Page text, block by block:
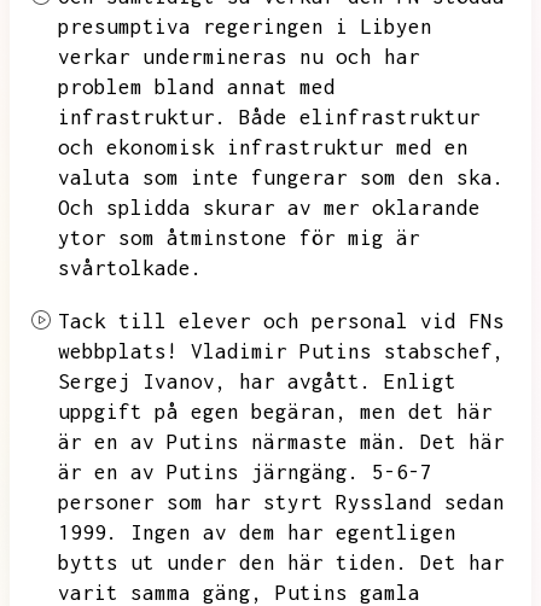
presumptiva regeringen i Libyen
verkar undermineras nu och har
problem bland annat med
infrastruktur.
Både elinfrastruktur
och ekonomisk infrastruktur med en
valuta som inte fungerar som den ska.
Och splidda skurar av mer oklarande
ytor som åtminstone för mig är
svårtolkade.
Tack till elever och personal vid FNs
webbplats!
Vladimir Putins stabschef,
Sergej Ivanov,
har avgått.
Enligt
uppgift på egen begäran,
men det här
är en av Putins närmaste män.
Det här
är en av Putins järngäng.
5-6-7
personer som har styrt Ryssland sedan
1999.
Ingen av dem har egentligen
bytts ut under den här tiden.
Det har
varit samma gäng,
Putins gamla